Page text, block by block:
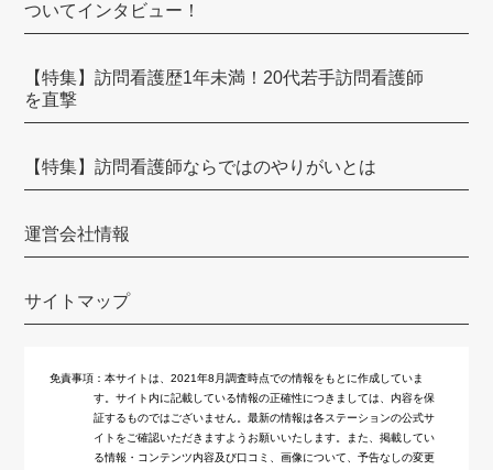
ワンダフルサポート訪問看護ステーション
賛育会訪問看護ステーション
野いちご訪問看護ステーション
訪問看護ステーションすずめが丘
スマイル優訪問看護ステーション
ツクイ訪問看護サービス
けせら
ひかり訪問看護リハビリステーション
ついてインタビュー！
【特集】訪問看護歴1年未満！20代若手訪問看護師
を直撃
【特集】訪問看護師ならではのやりがいとは
運営会社情報
サイトマップ
免責事項： 本サイトは、2021年8月調査時点での情報をもとに作成していま
す。サイト内に記載している情報の正確性につきましては、内容を保
証するものではございません。最新の情報は各ステーションの公式サ
イトをご確認いただきますようお願いいたします。また、掲載してい
る情報・コンテンツ内容及び口コミ、画像について、予告なしの変更